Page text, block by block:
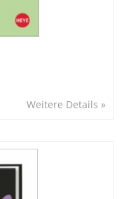
Weitere Details »